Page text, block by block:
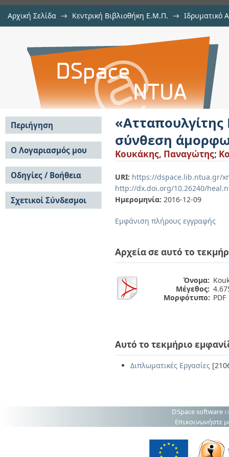
Αρχική Σελίδα → Κεντρική Βιβλιοθήκη Ε.Μ.Π. → Ιδρυματικό
«Ατταπουλγίτης Βεντζίων
άμορφων νανοσωλήνων άνθρακα»
σύνθεση
Κουκάκης, Παναγώτης;
URI: https://dspace.lib.ntua.gr/
http://dx.doi.org/10.26240/
Ημερομηνία: 2016-12-09
Εμφάνιση πλήρους εγγραφής
Αρχεία σε αυτό το
Όνομα:
Μέγεθος:
Μορφότυπο: PDF
Αυτό το τεκμήριο
Διπλωματικές Εργασίες
Περιήγηση
Σε όλο το DSpace
Κοινότητες & Συλλογές
Ανά Ημερομηνία
Έκδοσης
Συγγραφείς
Τίτλοι
Θέματα
Ο Λογαριασμός μου
Σύνδεση
Εγγραφή
Οδηγίες / Βοήθεια
Οδηγίες Υποβολής
Οδηγίες Χρήσης ΙΑ
Συχνές Ερωτήσεις
Σχετικοί Σύνδεσμοι
DSpace software
Επικοινωνήστε